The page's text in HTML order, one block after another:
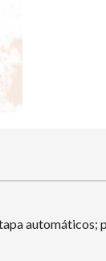
automáticos;